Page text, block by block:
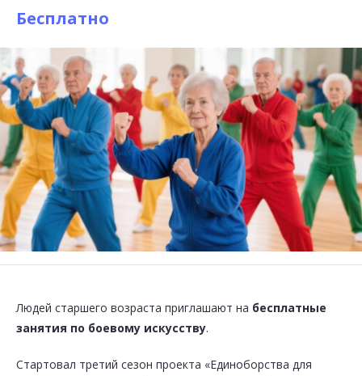
Бесплатно
Людей старшего возраста приглашают на бесплатные
занятия по боевому искусству.
Стартовал третий сезон проекта «Единоборства для